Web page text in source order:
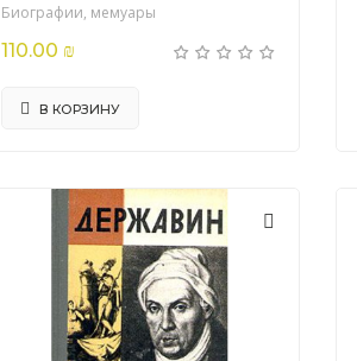
Биографии, мемуары
110.00 ₪
В КОРЗИНУ